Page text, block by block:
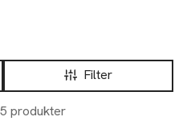
Filter
produkter